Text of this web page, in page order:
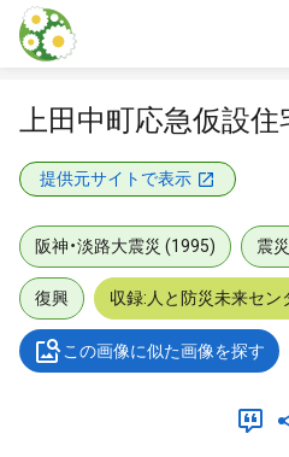
本文に飛ぶ
上田中町応急仮設住
提供元サイトで表示
阪神・淡路大震災 (1995) 震
復興 収録:人と防災未来セ
この画像に似た画像を探す